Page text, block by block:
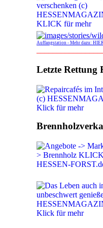
Auffangstation - Mehr dazu:
Letzte Rettung